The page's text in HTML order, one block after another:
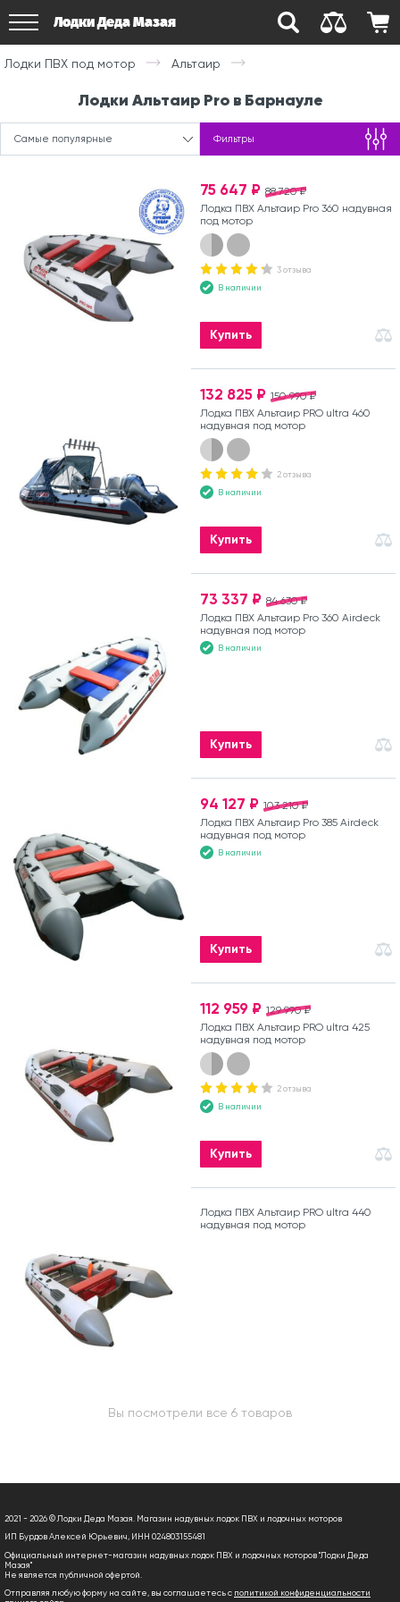
Лодки Деда Мазая
Лодки ПВХ под мотор Альтаир
Лодки Альтаир Pro в Барнауле
Самые популярные Фильтры
88 720 ₽
75 647 ₽
Лодка ПВХ Альтаир Pro 360 надувная
под мотор
3 отзыва
В наличии
Купить
150 990 ₽
132 825 ₽
Лодка ПВХ Альтаир PRO ultra 460
надувная под мотор
2 отзыва
В наличии
Купить
84 630 ₽
73 337 ₽
Лодка ПВХ Альтаир Pro 360 Airdeck
надувная под мотор
В наличии
Купить
103 210 ₽
94 127 ₽
Лодка ПВХ Альтаир Pro 385 Airdeck
надувная под мотор
В наличии
Купить
129 990 ₽
112 959 ₽
Лодка ПВХ Альтаир PRO ultra 425
надувная под мотор
2 отзыва
В наличии
Купить
Лодка ПВХ Альтаир PRO ultra 440
надувная под мотор
Вы посмотрели все 6 товаров
2021 - 2026 © Лодки Деда Мазая. Магазин надувных лодок ПВХ и лодочных моторов
ИП Бурдов Алексей Юрьевич, ИНН 024803155481
Официальный интернет-магазин надувных лодок ПВХ и лодочных моторов "Лодки Деда
Мазая"
Не является публичной офертой.
Отправляя любую форму на сайте, вы соглашаетесь с политикой конфиденциальности